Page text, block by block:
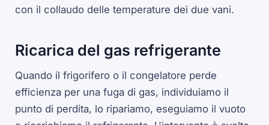
con il collaudo delle temperature dei due vani.
Ricarica del gas refrigerante
Quando il frigorifero o il congelatore perde
efficienza per una fuga di gas, individuiamo il
punto di perdita, lo ripariamo, eseguiamo il vuoto